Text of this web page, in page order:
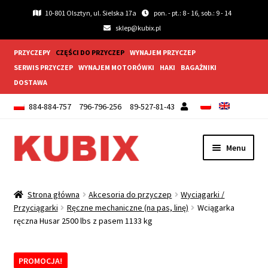
10-801 Olsztyn, ul. Sielska 17a
pon. - pt.: 8 - 16, sob.: 9 - 14
sklep@kubix.pl
PRZYCZEPY CZĘŚCI DO PRZYCZEP
WYNAJEM PRZYCZEP
SERWIS PRZYCZEP
WYNAJEM MOTORÓWKI HAKI
BAGAŻNIKI
DOSTAWA
884-884-757 796-796-256 89-527-81-43
Przejdź
do
Przejdź
do
Menu
Błotnik i chlapacze
Strona główna Akcesoria do przyczep
Wyciągarki /
Przyciągarki
Ręczne mechaniczne (na pas, linę)
Wciągarka
ręczna Husar 2500 lbs z pasem 1133 kg
PROMOCJA!